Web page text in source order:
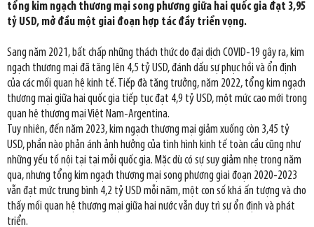
tổng kim ngạch thương mại song phương giữa hai quốc gia đạt 3,95
tỷ USD, mở đầu một giai đoạn hợp tác đầy triển vọng.
Sang năm 2021, bất chấp những thách thức do đại dịch COVID-19 gây ra, kim
ngạch thương mại đã tăng lên 4,5 tỷ USD, đánh dấu sự phục hồi và ổn định
của các mối quan hệ kinh tế. Tiếp đà tăng trưởng, năm 2022, tổng kim ngạch
thương mại giữa hai quốc gia tiếp tục đạt 4,9 tỷ USD, một mức cao mới trong
quan hệ thương mại Việt Nam-Argentina.
Tuy nhiên, đến năm 2023, kim ngạch thương mại giảm xuống còn 3,45 tỷ
USD, phần nào phản ánh ảnh hưởng của tình hình kinh tế toàn cầu cũng như
những yếu tố nội tại tại mỗi quốc gia. Mặc dù có sự suy giảm nhẹ trong năm
qua, nhưng tổng kim ngạch thương mại song phương giai đoạn 2020-2023
vẫn đạt mức trung bình 4,2 tỷ USD mỗi năm, một con số khá ấn tượng và cho
thấy mối quan hệ thương mại giữa hai nước vẫn duy trì sự ổn định và phát
triển.